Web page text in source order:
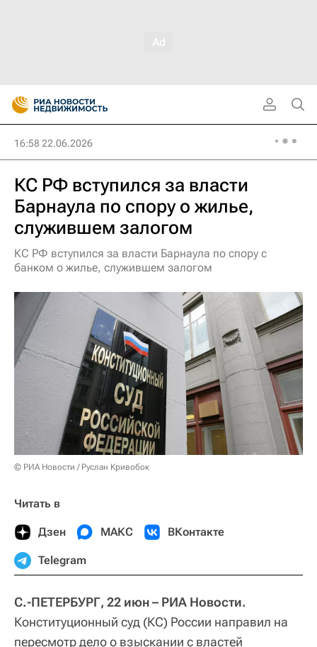
16:58 22.06.2026
КС РФ вступился за власти
Барнаула по спору о жилье,
служившем залогом
КС РФ вступился за власти Барнаула по спору с
банком о жилье, служившем залогом
© РИА Новости / Руслан Кривобок
Читать в
Дзен МАКС ВКонтакте
Telegram
С.-ПЕТЕРБУРГ, 22 июн – РИА Новости.
Конституционный суд (КС) России направил на
пересмотр дело о взыскании с властей